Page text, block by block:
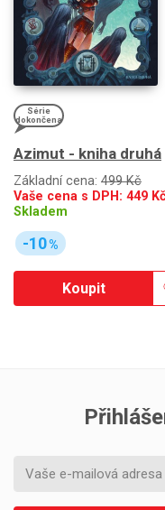
Série
dokončena
Azimut - kniha druhá
Základní cena: 499 Kč
Vaše cena s DPH: 449 Kč
Skladem
-10%
Koupit